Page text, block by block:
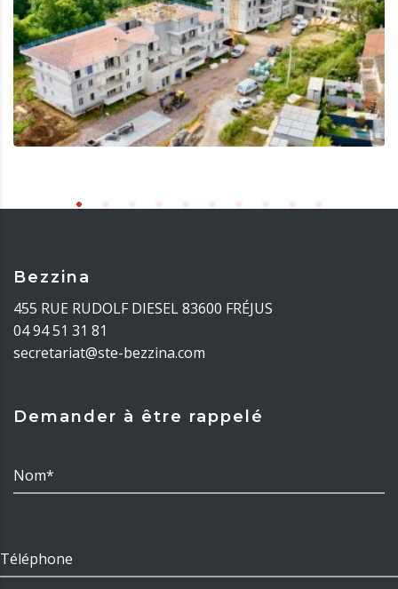
Bezzina
455 RUE RUDOLF DIESEL 83600 FRÉJUS
04 94 51 31 81
secretariat@ste-bezzina.com
Demander à être rappelé
Nom*
Téléphone